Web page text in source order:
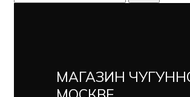
МАГАЗИН